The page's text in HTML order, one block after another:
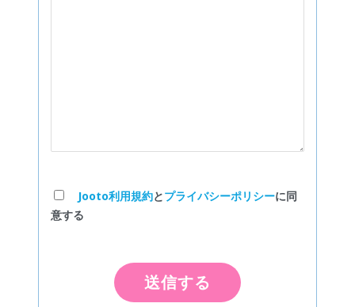
Jooto利用規約とプライバシーポリシーに同
意する